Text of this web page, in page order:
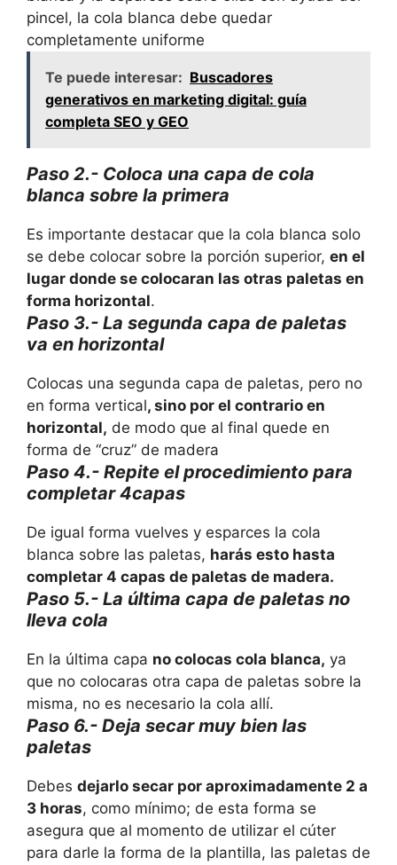
pincel, la cola blanca debe quedar
completamente uniforme
Te puede interesar: Buscadores
generativos en marketing digital: guía
completa SEO y GEO
Paso 2.- Coloca una capa de cola
blanca sobre la primera
Es importante destacar que la cola blanca solo
se debe colocar sobre la porción superior, en el
lugar donde se colocaran las otras paletas en
forma horizontal.
Paso 3.- La segunda capa de paletas
va en horizontal
Colocas una segunda capa de paletas, pero no
en forma vertical, sino por el contrario en
horizontal, de modo que al final quede en
forma de “cruz” de madera
Paso 4.- Repite el procedimiento para
completar 4capas
De igual forma vuelves y esparces la cola
blanca sobre las paletas, harás esto hasta
completar 4 capas de paletas de madera.
Paso 5.- La última capa de paletas no
lleva cola
En la última capa no colocas cola blanca, ya
que no colocaras otra capa de paletas sobre la
misma, no es necesario la cola allí.
Paso 6.- Deja secar muy bien las
paletas
Debes dejarlo secar por aproximadamente 2 a
3 horas, como mínimo; de esta forma se
asegura que al momento de utilizar el cúter
para darle la forma de la plantilla, las paletas de